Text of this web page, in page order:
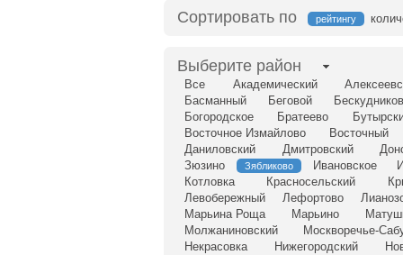
Сортировать по рейтингу
Выберите район
Все Академический
Басманный
Беговой
Богородское
Братеево
Восточное Измайлово
Восточный
Даниловский
Дмитровский
Зюзино
Зябликово Ивановское
Котловка
Красносельский
Левобережный
Лефортово
Марьина Роща
Марьино
Молжаниновский
Москворечье-
Некрасовка
Нижегородский